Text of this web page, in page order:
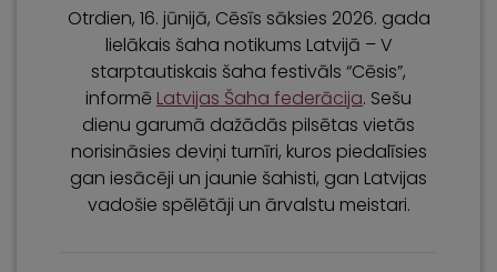
Otrdien, 16. jūnijā, Cēsīs sāksies 2026. gada
lielākais šaha notikums Latvijā – V
starptautiskais šaha festivāls “Cēsis”,
informē Latvijas Šaha federācija. Sešu
dienu garumā dažādās pilsētas vietās
norisināsies deviņi turnīri, kuros piedalīsies
gan iesācēji un jaunie šahisti, gan Latvijas
vadošie spēlētāji un ārvalstu meistari.